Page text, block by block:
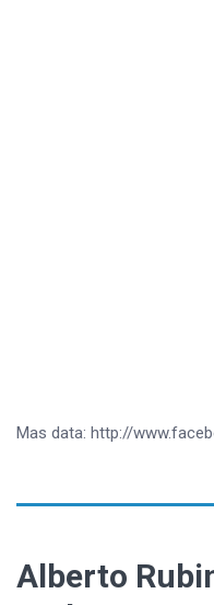
Mas data: http://
Alberto